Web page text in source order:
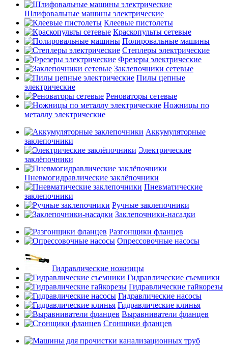
Шлифовальные машины электрические
Клеевые пистолеты
Краскопульты сетевые
Полировальные машины
Степлеры электрические
Фрезеры электрические
Заклепочники сетевые
Пилы цепные
электрические
Реноваторы сетевые
Ножницы по
металлу электрические
Аккумуляторные
заклепочники
Электрические
заклёпочники
Пневмогидравлические заклёпочники
Пневматические
заклепочники
Ручные заклепочники
Заклепочники-насадки
Разгонщики фланцев
Опрессовочные насосы
Гидравлические ножницы
Гидравлические съемники
Гидравлические гайкорезы
Гидравлические насосы
Гидравлические клинья
Выравниватели фланцев
Сгонщики фланцев